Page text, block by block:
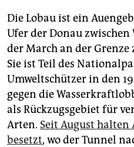
Die Lobau ist ein
Ufer der Donau
der March an der Grenze
Sie ist Teil des
Umweltschützer in den
gegen die
als Rückzugsgebiet für
Arten. Seit August halten
besetzt, wo der Tunnel